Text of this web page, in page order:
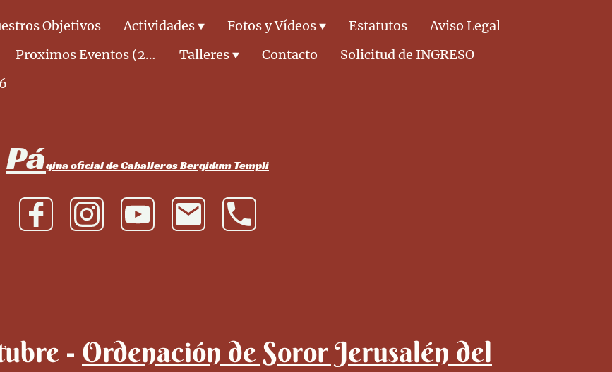
Objetivos Actividades Fotos y Vídeos Estatutos
Aviso Legal
Proximos Eventos (2026) Talleres Contacto
Solicitud de INGRESO
Página oficial de Caballeros Bergidum Templi
- Ordenación de Soror Jerusalén del